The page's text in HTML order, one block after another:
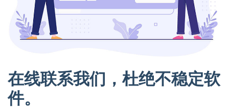
在线联系我们，杜绝不稳定软
件。